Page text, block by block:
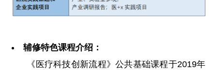
辅修特色课程介绍：
《医疗科技创新流程》公共基础课程于2019年